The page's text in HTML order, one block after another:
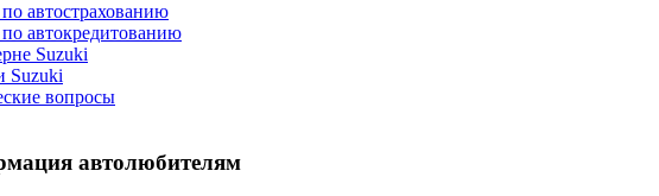
автострахованию
автокредитованию
Suzuki
Suzuki
вопросы
автолюбителям